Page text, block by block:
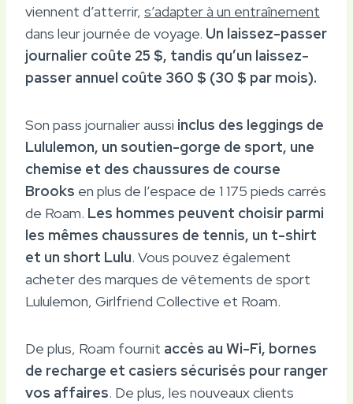
viennent d’atterrir, s’adapter à un entraînement
dans leur journée de voyage. Un laissez-passer
journalier coûte 25 $, tandis qu’un laissez-
passer annuel coûte 360 ​​$ (30 $ par mois).
Son pass journalier aussi inclus des leggings de
Lululemon, un soutien-gorge de sport, une
chemise et des chaussures de course
Brooks en plus de l’espace de 1 175 pieds carrés
de Roam. Les hommes peuvent choisir parmi
les mêmes chaussures de tennis, un t-shirt
et un short Lulu. Vous pouvez également
acheter des marques de vêtements de sport
Lululemon, Girlfriend Collective et Roam.
De plus, Roam fournit accès au Wi-Fi, bornes
de recharge et casiers sécurisés pour ranger
vos affaires. De plus, les nouveaux clients